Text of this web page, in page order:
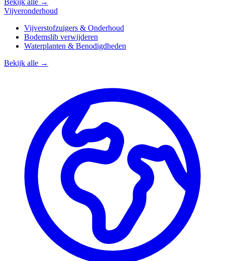
Bekijk alle →
Vijveronderhoud
Vijverstofzuigers & Onderhoud
Bodemslib verwijderen
Waterplanten & Benodigdheden
Bekijk alle →